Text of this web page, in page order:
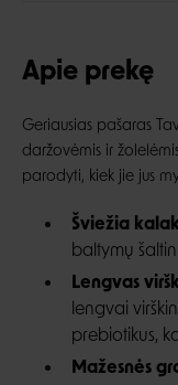
Apie prekę
Geriausias pašaras
daržovėmis ir
parodyti, kiek jie jus
Šviežia
baltymų
Lengvas
lengvai
prebiotikus,
Mažesnės